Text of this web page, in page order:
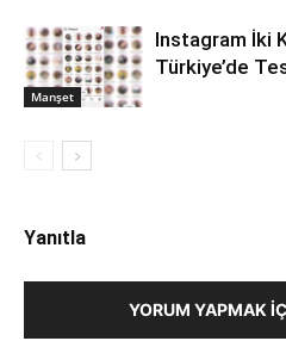
Manşet
Instagram İki
Türkiye’de
Yanıtla
YORUM YAPMAK